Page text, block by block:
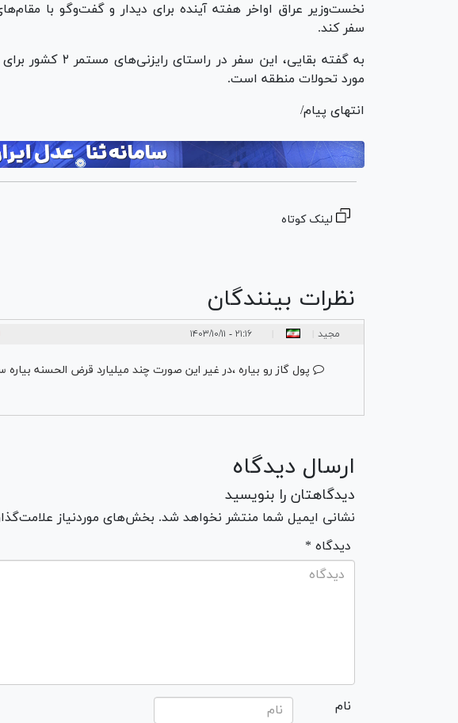
نخست‌وزیر عراق اواخر هفته آینده برای دیدار و گفت‌وگو با
سفر کند.
به گفته بقایی، این
مورد تحولات منطقه است.
انتهای پیام/
لینک کوتاه
نظرات بینندگان
مجید ۲۱:۱۶ - ۱۴۰۳/۱۰/۱۱
پول گاز رو بیاره ،در غیر این صورت چند میلیارد قرض الحسنه
ارسال دیدگاه
دیدگاهتان را بنویسید
نشانی ایمیل شما منتشر نخواهد شد. بخش‌های موردنیاز
* دیدگاه
نام